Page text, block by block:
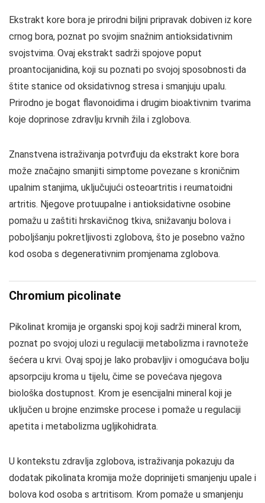
Ekstrakt kore bora je prirodni biljni pripravak dobiven iz kore
crnog bora, poznat po svojim snažnim antioksidativnim
svojstvima. Ovaj ekstrakt sadrži spojove poput
proantocijanidina, koji su poznati po svojoj sposobnosti da
štite stanice od oksidativnog stresa i smanjuju upalu.
Prirodno je bogat flavonoidima i drugim bioaktivnim tvarima
koje doprinose zdravlju krvnih žila i zglobova.
Znanstvena istraživanja potvrđuju da ekstrakt kore bora
može značajno smanjiti simptome povezane s kroničnim
upalnim stanjima, uključujući osteoartritis i reumatoidni
artritis. Njegove protuupalne i antioksidativne osobine
pomažu u zaštiti hrskavičnog tkiva, snižavanju bolova i
poboljšanju pokretljivosti zglobova, što je posebno važno
kod osoba s degenerativnim promjenama zglobova.
Chromium picolinate
Pikolinat kromija je organski spoj koji sadrži mineral krom,
poznat po svojoj ulozi u regulaciji metabolizma i ravnoteže
šećera u krvi. Ovaj spoj je lako probavljiv i omogućava bolju
apsorpciju kroma u tijelu, čime se povećava njegova
biološka dostupnost. Krom je esencijalni mineral koji je
uključen u brojne enzimske procese i pomaže u regulaciji
apetita i metabolizma ugljikohidrata.
U kontekstu zdravlja zglobova, istraživanja pokazuju da
dodatak pikolinata kromija može doprinijeti smanjenju upale i
bolova kod osoba s artritisom. Krom pomaže u smanjenju